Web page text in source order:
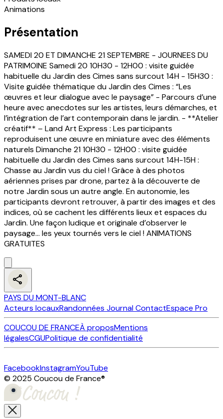
Animations
Présentation
SAMEDI 20 ET DIMANCHE 21 SEPTEMBRE - JOURNEES DU
PATRIMOINE Samedi 20 10H30 - 12H00 : visite guidée
habituelle du Jardin des Cimes sans surcout 14H - 15H30 :
Visite guidée thématique du Jardin des Cimes : “Les
œuvres et leur dialogue avec le paysage” - Parcours d’une
heure avec anecdotes sur les artistes, leurs démarches, et
l’intégration de l’art contemporain dans le jardin. - **Atelier
créatif** – Land Art Express : Les participants
reproduisent une œuvre en miniature avec des éléments
naturels Dimanche 21 10H30 - 12H00 : visite guidée
habituelle du Jardin des Cimes sans surcout 14H-15H :
Chasse au Jardin vus du ciel ! Grâce à des photos
aériennes prises par drone, partez à la découverte de
notre Jardin sous un autre angle. En autonomie, les
participants devront retrouver, à partir des images et des
indices, où se cachent les différents lieux et espaces du
Jardin. Une façon ludique et originale d’observer le
paysage… les yeux tournés vers le ciel ! ANIMATIONS
GRATUITES
PAYS DU MONT-BLANC
Acteurs locauxRandonnées JournalContactEspace Pro
COUCOU DE FRANCEÀ proposMentions
légalesCGUPolitique de confidentialité
FacebookInstagramYouTube
© 2025 Coucou de France®